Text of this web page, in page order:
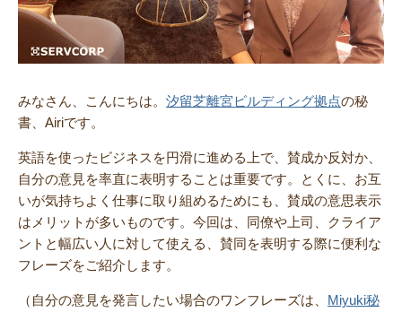
みなさん、こんにちは。 汐留芝離宮ビルディング拠点の秘
書、Airiです。
英語を使ったビジネスを円滑に進める上で、賛成か反対か、
自分の意見を率直に表明することは重要です。とくに、お互
いが気持ちよく仕事に取り組めるためにも、賛成の意思表示
はメリットが多いものです。今回は、同僚や上司、クライア
ントと幅広い人に対して使える、賛同を表明する際に便利な
フレーズをご紹介します。
（自分の意見を発言したい場合のワンフレーズは、 Miyuki秘